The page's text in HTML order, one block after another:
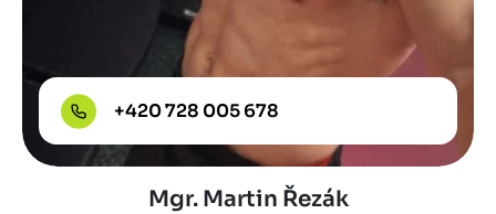
+420 728 005 678
Mgr. Martin Řezák